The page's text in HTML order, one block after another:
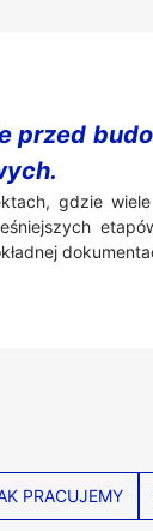
przed
gdzie
PRACUJEMY